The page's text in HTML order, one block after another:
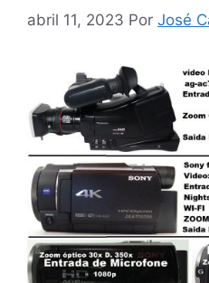
abril 11, 2023 Por José